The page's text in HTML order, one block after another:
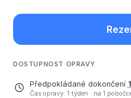
DOSTUPNOST OPRAVY
Předpokládané dokončení
Čas opravy: 1 týden · na 1